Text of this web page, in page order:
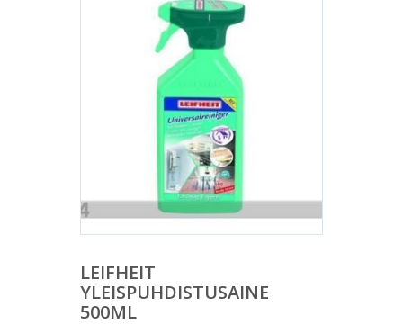
LEIFHEIT
YLEISPUHDISTUSAINE
500ML